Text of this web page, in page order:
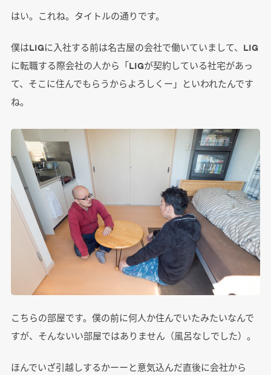
はい。これね。タイトルの通りです。
僕はLIGに入社する前は名古屋の会社で働いていまして、LIG
に転職する際会社の人から「LIGが契約している社宅があっ
て、そこに住んでもらうからよろしくー」といわれたんです
ね。
こちらの部屋です。僕の前に何人か住んでいたみたいなんで
すが、そんないい部屋ではありません（風呂なしでした）。
ほんでいざ引越しするかーーと意気込んだ直後に会社から